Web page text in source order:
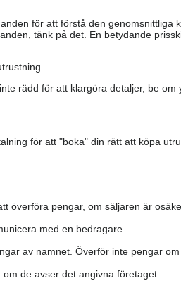
för att förstå den genomsnittliga
tänk på det. En betydande
rädd för att klargöra detaljer, be om
för att "boka" din rätt att köpa
överföra pengar, om säljaren är
med en bedragare.
av namnet. Överför inte pengar
de avser det angivna företaget.